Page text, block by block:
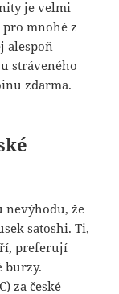
je velmi
mnohé z
alespoň
stráveného
zdarma.
nevýhodu, že
satoshi. Ti,
preferují
burzy.
za české